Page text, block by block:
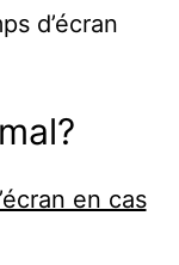
d’écran